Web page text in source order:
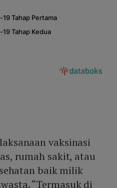
vaksinasi
rumah sakit, atau
baik milik
“Termasuk di